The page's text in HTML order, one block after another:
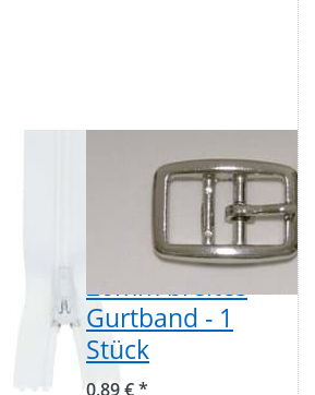
Doppelstegschnalle
Zinkdruckguss,
vernickelt - für
20mm breites
Gurtband - 1
Stück
0,89 € *